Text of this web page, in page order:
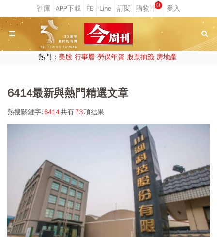
0
熱門： 美股 行事曆 勞保年資 股票抽籤 房地產
6414最新與熱門精選文章
熱搜關鍵字:6414共有73項結果